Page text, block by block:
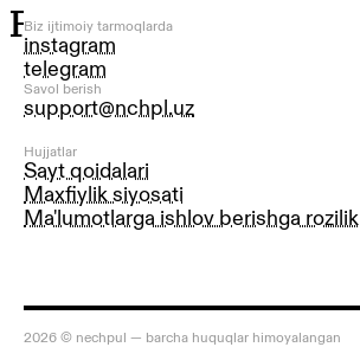
Biz ijtimoiy tarmoqlarda
instagram
telegram
Savol berish
support@nchpl.uz
2026 © nechpul — barcha huquqlar himoyalangan
Hujjatlar
Sayt qoidalari
Maxfiylik siyosati
Ma'lumotlarga ishlov berishga rozilik
Firibgarlar
Hamyon
Xaridlar
Sog‘liq
O'qish
Uy
Ish